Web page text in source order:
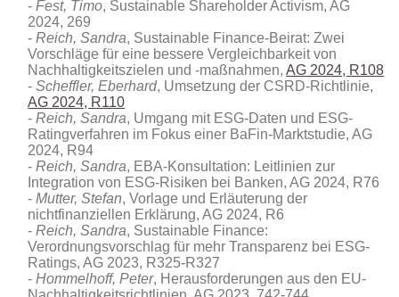
Fest, Timo, Sustainable Shareholder Activism, AG
2024, 269
Reich, Sandra, Sustainable Finance-Beirat: Zwei
Vorschläge für eine bessere Vergleichbarkeit von
Nachhaltigkeitszielen und -maßnahmen,AG 2024, R108
Scheffler, Eberhard, Umsetzung der CSRD-Richtlinie,
AG 2024, R110
Reich, Sandra, Umgang mit ESG-Daten und ESG-
Ratingverfahren im Fokus einer BaFin-Marktstudie, AG
2024, R94
Reich, Sandra, EBA-Konsultation: Leitlinien zur
Integration von ESG-Risiken bei Banken, AG 2024, R76
Mutter, Stefan, Vorlage und Erläuterung der
nichtfinanziellen Erklärung, AG 2024, R6
Reich, Sandra, Sustainable Finance:
Verordnungsvorschlag für mehr Transparenz bei ESG-
Ratings, AG 2023, R325-R327
Hommelhoff, Peter, Herausforderungen aus den EU-